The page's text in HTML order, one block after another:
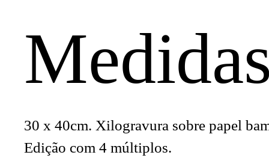
Medidas
30 x 40cm. Xilogravura sobre papel
Edição com 4 múltiplos.